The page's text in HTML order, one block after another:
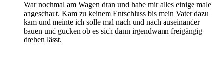
War nochmal am Wagen dran und habe mir alles einige male
angeschaut. Kam zu keinem Entschluss bis mein Vater dazu
kam und meinte ich solle mal nach und nach auseinander
bauen und gucken ob es sich dann irgendwann freigängig
drehen lässt.